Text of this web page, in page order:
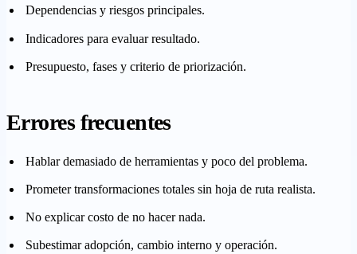
Dependencias y riesgos principales.
Indicadores para evaluar resultado.
Presupuesto, fases y criterio de priorización.
Errores frecuentes
Hablar demasiado de herramientas y poco del problema.
Prometer transformaciones totales sin hoja de ruta realista.
No explicar costo de no hacer nada.
Subestimar adopción, cambio interno y operación.